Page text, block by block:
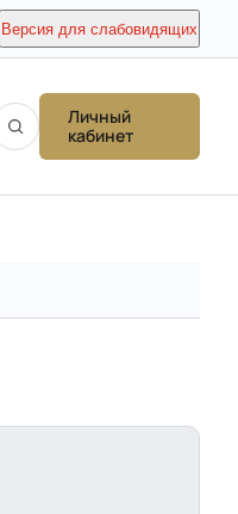
Версия для слабовидящих
Личный
кабинет